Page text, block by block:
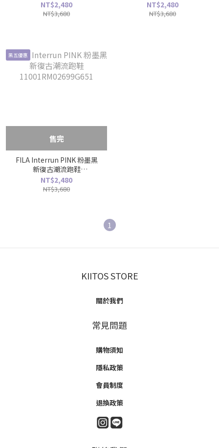
11001RM02699G013
NT$2,480
NT$3,680
11001RM02699G010
NT$2,480
NT$3,680
黑五優惠
售完
FILA Interrun PINK 粉墨黑
新復古潮流跑鞋
11001RM02699G651
NT$2,480
NT$3,680
1
KIITOS STORE
關於我們
常見問題
購物須知
隱私政策
會員制度
退換政策